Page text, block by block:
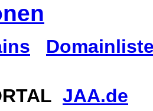
JAA.de